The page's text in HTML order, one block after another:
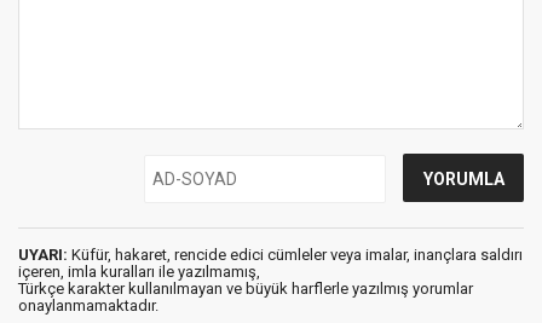
UYARI: Küfür, hakaret, rencide edici cümleler veya imalar, inançlara saldırı
içeren, imla kuralları ile yazılmamış,
Türkçe karakter kullanılmayan ve büyük harflerle yazılmış yorumlar
onaylanmamaktadır.